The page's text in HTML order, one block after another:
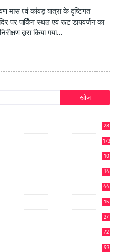
मास एवं कांवड़ यात्रा के दृष्टिगत
पर पार्किंग स्थल एवं रूट डायवर्जन का
द्वारा किया गया...
28
173
10
14
44
15
27
72
93